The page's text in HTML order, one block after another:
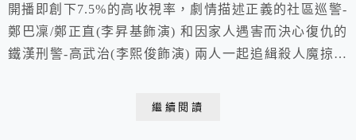
開播即創下7.5%的高收視率，劇情描述正義的社區巡警-
鄭巴凜/鄭正直(李昇基飾演) 和因家人遇害而決心復仇的
鐵漢刑警-高武治(李熙俊飾演) 兩人一起追緝殺人魔掠食
繼續閱讀